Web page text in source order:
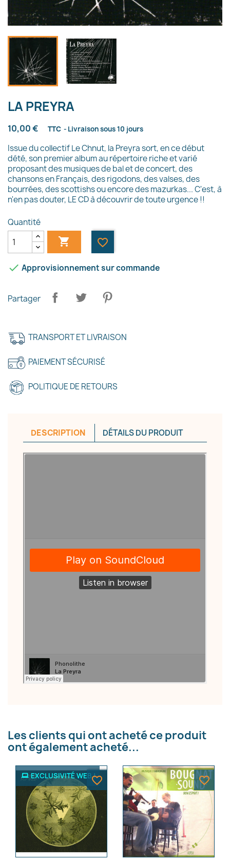
LA PREYRA
10,00 € TTC Livraison sous 10 jours
Issue du collectif Le Chnut, la Preyra sort, en ce début
dété, son premier album au répertoire riche et varié
proposant des musiques de bal et de concert, des
chansons en Français, des rigodons, des valses, des
bourrées, des scottishs ou encore des mazurkas... C'est, à
n'en pas douter, LE CD à découvrir de toute urgence !!
Quantité
 favorite_border
 Approvisionnement sur commande
Partager
TRANSPORT ET LIVRAISON
PAIEMENT SÉCURISÉ
POLITIQUE DE RETOURS
DESCRIPTION DÉTAILS DU PRODUIT
Les clients qui ont acheté ce produit
ont également acheté...
EXCLUSIVITÉ WEB !favorite_border favorite_border
Nom de la liste d'envies
Annuler Créer une liste d'envies